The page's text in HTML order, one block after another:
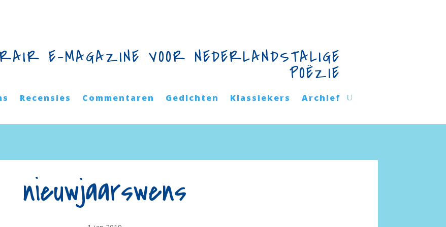
E-MAGAZINE VOOR NEDERLANDSTALIGE
POËZIE
Recensies Commentaren Gedichten Klassiekers Archief
nieuwjaarswens